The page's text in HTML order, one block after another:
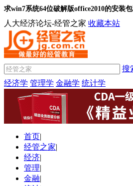
求win7系统64位破解版office2010的安装
人大经济论坛-经管之家 收藏本站
搜
经济学 管理学 金融学 统计学
首页|
经管之家|
经济|
管理|
金融|